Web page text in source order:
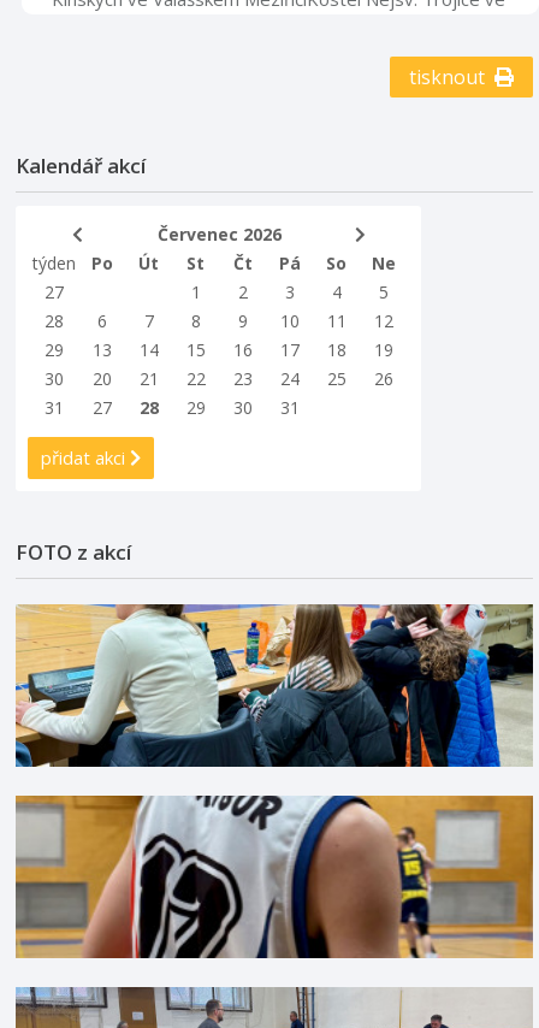
@muzeumregionuvalasskoPodrobnosti zde (QR kód na
tisknout
Kalendář akcí
Červenec 2026
týden
Po Út St Čt Pá So
Ne
27
1 2 3 4
5
28
6 7 8 9 10 11
12
29
13 14 15 16 17 18
19
30
20 21 22 23 24 25
26
31
27 28 29 30 31
přidat akci
FOTO z akcí